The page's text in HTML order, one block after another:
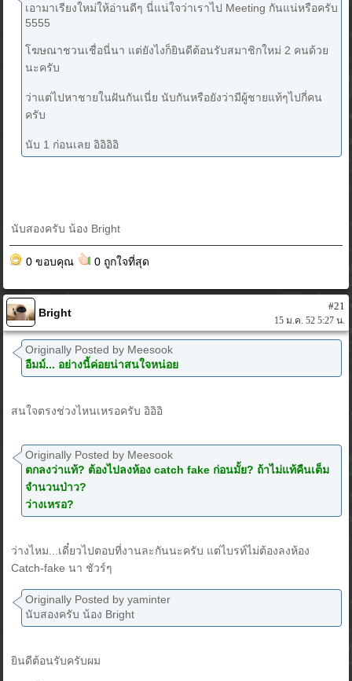
เอามาเรียงใหม่ให้อ่านดีๆ นี่แน่ใจว่าเราไป Meeting กันแน่หรือครับ
5555
โฆษณาชวนเชื่อนี่นา แต่ยังไงก็ยินดีต้อนรับสมาชิกใหม่ 2 คนด้วย
นะครับ
ว่าแต่ไปหาชายในฝันกันเนี่ย นับกันหรือยังว่ามีผู้ชายแท้ๆไปกี่คน
ครับ
นับ 1 ก่อนเลย อิอิอิอิ
นับสองครับ น้อง Bright
0 ขอบคุณ 0 ถูกใจที่สุด
Bright
#21
15 ม.ค. 52 5:27 น.
Originally Posted by Meesook
อืมม์... อย่างนี้ค่อยน่าสนใจหน่อย
สนใจตรงช่วงไหนเหรอครับ อิอิอิ
Originally Posted by Meesook
ตกลงว่าแท้? ต้องไปลงห้อง catch fake ก่อนมั้ย? ถ้าไม่แท้คืนเต็ม
จำนวนป่าว?
ว่างเหรอ?
ว่างไหม...เดี๋ยวไปตอบที่งานละกันนะครับ แต่ไบรท์ไม่ต้องลงห้อง
Catch-fake นา ชัวร์ๆ
Originally Posted by yaminter
นับสองครับ น้อง Bright
ยินดีต้อนรับครับผม